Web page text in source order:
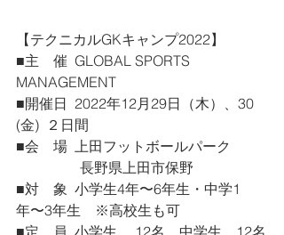
【テクニカルGKキャンプ2022】
■主　催  GLOBAL SPORTS
MANAGEMENT
■開催日  2022年12月29日（木）、30
(金)  ２日間
■会　場  上田フットボールパーク
長野県上田市保野
■対　象  小学生4年〜6年生・中学1
年〜3年生　※高校生も可
■定　員  小学生　 12名　中学生    12名